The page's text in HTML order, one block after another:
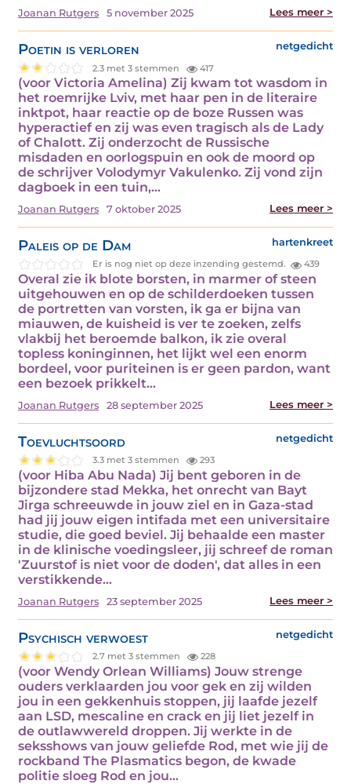
Joanan Rutgers 5 november 2025 Lees meer >
Poetin is verloren netgedicht
2.3 met 3 stemmen 417
(voor Victoria Amelina) Zij kwam tot wasdom in
het roemrijke Lviv, met haar pen in de literaire
inktpot, haar reactie op de boze Russen was
hyperactief en zij was even tragisch als de Lady
of Chalott. Zij onderzocht de Russische
misdaden en oorlogspuin en ook de moord op
de schrijver Volodymyr Vakulenko. Zij vond zijn
dagboek in een tuin,…
Joanan Rutgers 7 oktober 2025 Lees meer >
Paleis op de Dam hartenkreet
Er is nog niet op deze inzending gestemd. 439
Overal zie ik blote borsten, in marmer of steen
uitgehouwen en op de schilderdoeken tussen
de portretten van vorsten, ik ga er bijna van
miauwen, de kuisheid is ver te zoeken, zelfs
vlakbij het beroemde balkon, ik zie overal
topless koninginnen, het lijkt wel een enorm
bordeel, voor puriteinen is er geen pardon, want
een bezoek prikkelt…
Joanan Rutgers 28 september 2025 Lees meer >
Toevluchtsoord netgedicht
3.3 met 3 stemmen 293
(voor Hiba Abu Nada) Jij bent geboren in de
bijzondere stad Mekka, het onrecht van Bayt
Jirga schreeuwde in jouw ziel en in Gaza-stad
had jij jouw eigen intifada met een universitaire
studie, die goed beviel. Jij behaalde een master
in de klinische voedingsleer, jij schreef de roman
'Zuurstof is niet voor de doden', dat alles in een
verstikkende…
Joanan Rutgers 23 september 2025 Lees meer >
Psychisch verwoest netgedicht
2.7 met 3 stemmen 228
(voor Wendy Orlean Williams) Jouw strenge
ouders verklaarden jou voor gek en zij wilden
jou in een gekkenhuis stoppen, jij laafde jezelf
aan LSD, mescaline en crack en jij liet jezelf in
de outlawwereld droppen. Jij werkte in de
seksshows van jouw geliefde Rod, met wie jij de
rockband The Plasmatics begon, de kwade
politie sloeg Rod en jou…